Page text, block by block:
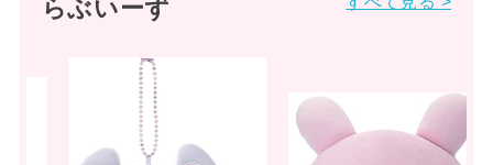
らぶいーず